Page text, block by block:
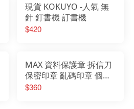
現貨 KOKUYO -人氣 無
針 釘書機 訂書機
$420
MAX 資料保護章 拆信刀
保密印章 亂碼印章 個資
保護 印章 隱私保密章 滾
$360